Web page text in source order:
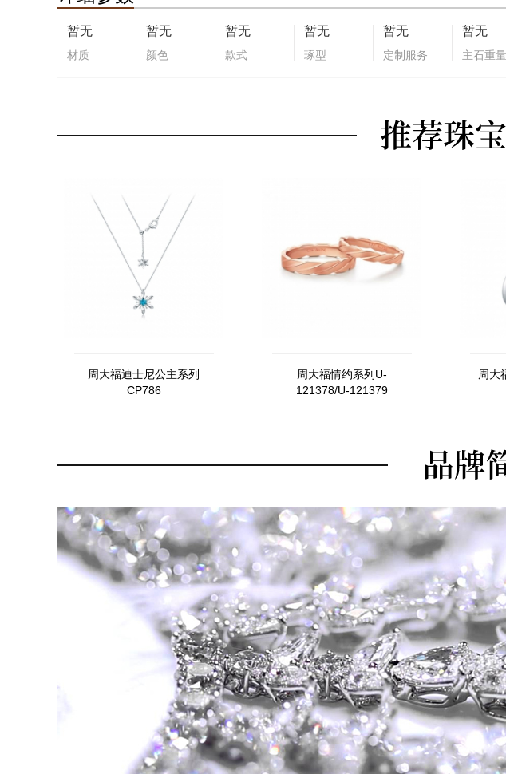
暂无
材质
暂无
颜色
暂无
款式
暂无
琢型
暂无
定制服务
暂无
主石重量
周大福迪士尼公主系列
CP786
周大福情约系列U-
121378/U-121379
周大